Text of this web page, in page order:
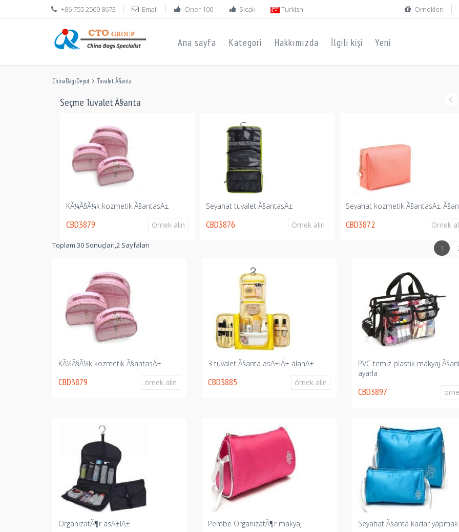
+86 755 2560 8673 Email Öner 100 Sıcak Turkish Örnekleri
Ana sayfa Kategori Hakkımızda İlgili kişi Yeni
ChinaBagsDepot Tuvalet Ã§anta
Seçme Tuvalet Ã§anta
KÃ¼Ã§Ã¼k kozmetik Ã§antasÄ±
CBD3879 Örnek alın
Seyahat tuvalet Ã§antasÄ±
CBD3876 Örnek alın
Seyahat kozmetik Ã§antasÄ±
CBD3872 Örnek
Toplam 30 Sonuçları,2 Sayfaları 1
KÃ¼Ã§Ã¼k kozmetik Ã§antasÄ±
CBD3879 örnek alın
3 tuvalet Ã§anta asÄ±lÄ± alanÄ±
CBD3885 örnek alın
PVC temiz plastik makyaj
ayarla
CBD3897
OrganizatÃ¶r asÄ±lÄ± Pembe OrganizatÃ¶r makyaj Seyahat Ã§anta kadar yapmak